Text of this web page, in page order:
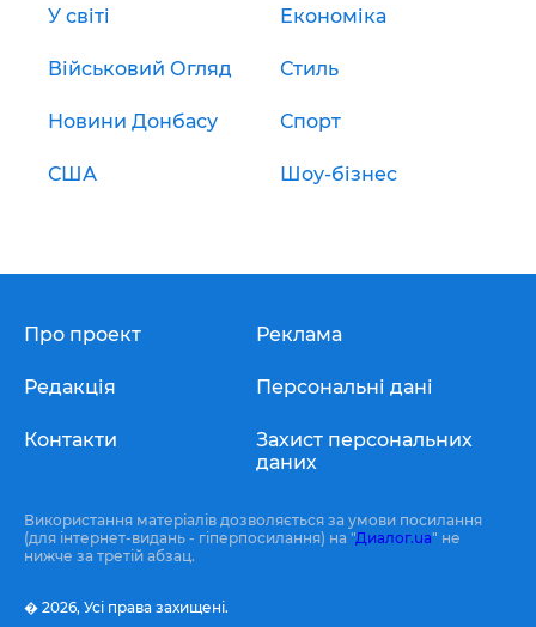
У світі Економіка
Військовий Огляд Стиль
Новини Донбасу Спорт
США Шоу-бізнес
Про проект
Редакція
Контакти
Реклама
Персональні дані
Захист персональних
даних
Використання матеріалів дозволяється за умови посилання
(для інтернет-видань - гіперпосилання) на "Диалог.ua" не
нижче за третій абзац.
� 2026, Усі права захищені.